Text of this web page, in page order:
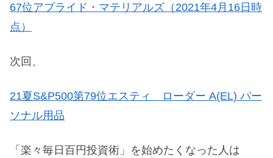
67位アプライド・マテリアルズ（2021年4月16日時
点）
次回、
21夏S&P500第79位エスティ ローダー A(EL) パー
ソナル用品
「楽々毎日百円投資術」を始めたくなった人は